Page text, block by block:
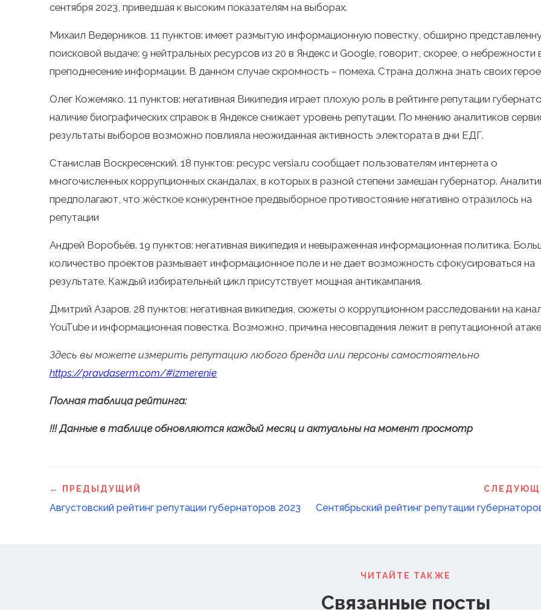
сентября 2023, приведшая к высоким показателям на выборах.
Михаил Ведерников. 11 пунктов: имеет размытую информационную повестку, обширно
поисковой выдаче: 9 нейтральных ресурсов из 20 в Яндекс и Google, говорит, скорее, о небрежности
преподнесение информации. В данном случае скромность – помеха. Страна должна знать своих
Олег Кожемяко. 11 пунктов: негативная Википедия играет плохую роль в рейтинге репутации
наличие биографических справок в Яндексе снижает уровень репутации. По мнению аналитиков
результаты выборов возможно повлияла неожиданная активность электората в дни ЕДГ.
Станислав Воскресенский. 18 пунктов: ресурс versia.ru сообщает пользователям интернета о
многочисленных коррупционных скандалах, в которых в разной степени замешан губернатор.
предполагают, что жёсткое конкурентное предвыборное противостояние негативно отразилось на
репутации
Андрей Воробьёв. 19 пунктов: негативная википедия и невыраженная информационная политика.
количество проектов размывает информационное поле и не дает возможность сфокусироваться на
результате. Каждый избирательный цикл присутствует мощная антикампания.
Дмитрий Азаров. 28 пунктов: негативная википедия, сюжеты о коррупционном расследовании на
YouTube и информационная повестка. Возможно, причина несовпадения лежит в репутационной
Здесь вы можете измерить репутацию любого бренда или персоны самостоятельно
https://pravdaserm.com/#izmerenie
Полная таблица рейтинга:
!!! Данные в таблице обновляются каждый месяц и актуальны на момент просмотр
← ПРЕДЫДУЩИЙ
Августовский рейтинг репутации губернаторов 2023 Сентябрьский рейтинг репутации
ЧИТАЙТЕ ТАКЖЕ
Связанные посты